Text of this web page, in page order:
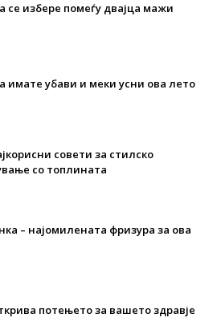
се избере помеѓу двајца мажи
имате убави и меки усни ова лето
совети за стилско
со топлината
– најомилената фризура за ова
потењето за вашето здравје